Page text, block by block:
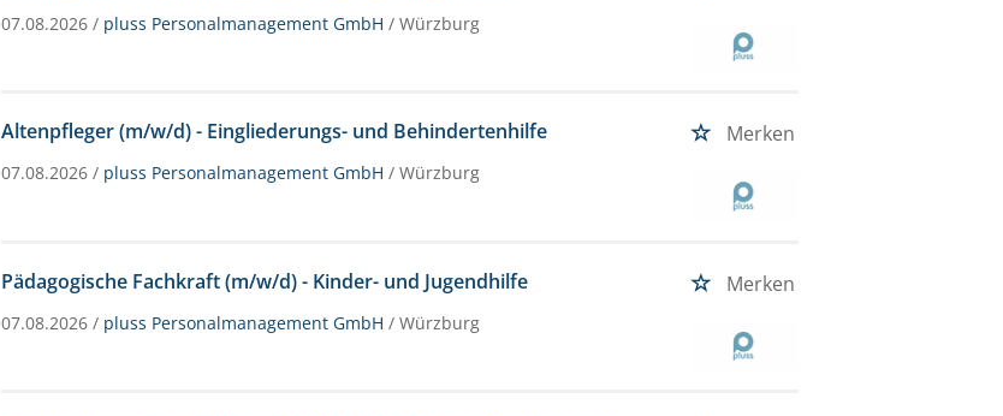
07.08.2026 / pluss Personalmanagement GmbH / Würzburg
Altenpfleger (m/w/d) - Eingliederungs- und Behindertenhilfe Merken
07.08.2026 / pluss Personalmanagement GmbH / Würzburg
Pädagogische Fachkraft (m/w/d) - Kinder- und Jugendhilfe Merken
07.08.2026 / pluss Personalmanagement GmbH / Würzburg